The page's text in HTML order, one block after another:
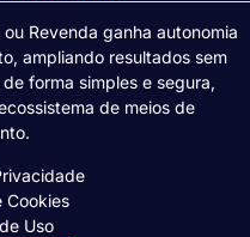
Revenda ganha autonomia
ampliando resultados sem
forma simples e segura,
de meios de
Cookies
Uso